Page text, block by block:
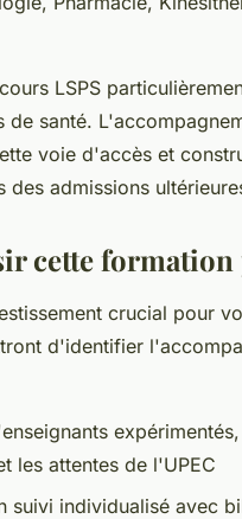
LSPS
santé.
voie d'accès et
admissions
cette
crucial pour
d'identifier
les attentes de l'UPEC
suivi individualisé avec